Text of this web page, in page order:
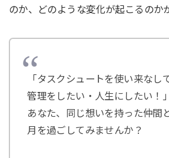
のか、どのような変化が起こるのか
「タスクシュートを使い来なし
管理をしたい・人生にしたい！
あなた、同じ想いを持った仲間
月を過ごしてみませんか？